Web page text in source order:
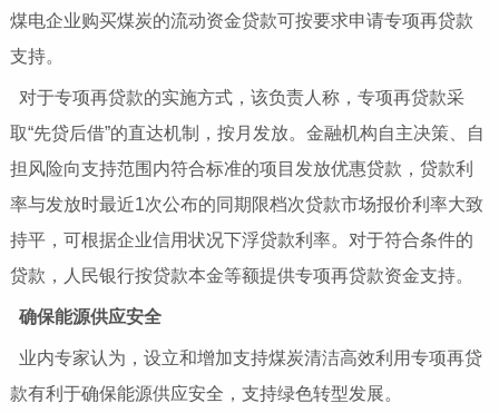
煤电企业购买煤炭的流动资金贷款可按要求申请专项再贷款
支持。
对于专项再贷款的实施方式，该负责人称，专项再贷款采
取“先贷后借”的直达机制，按月发放。金融机构自主决策、自
担风险向支持范围内符合标准的项目发放优惠贷款，贷款利
率与发放时最近1次公布的同期限档次贷款市场报价利率大致
持平，可根据企业信用状况下浮贷款利率。对于符合条件的
贷款，人民银行按贷款本金等额提供专项再贷款资金支持。
确保能源供应安全
业内专家认为，设立和增加支持煤炭清洁高效利用专项再贷
款有利于确保能源供应安全，支持绿色转型发展。